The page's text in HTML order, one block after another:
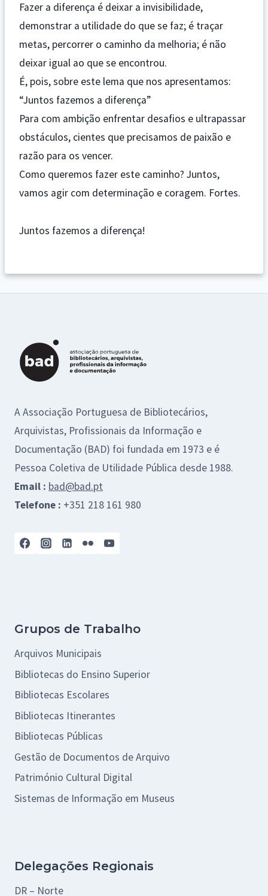
Fazer a diferença é deixar a invisibilidade,
demonstrar a utilidade do que se faz; é traçar
metas, percorrer o caminho da melhoria; é não
deixar igual ao que se encontrou.
É, pois, sobre este lema que nos apresentamos:
“Juntos fazemos a diferença”
Para com ambição enfrentar desafios e ultrapassar
obstáculos, cientes que precisamos de paixão e
razão para os vencer.
Como queremos fazer este caminho? Juntos,
vamos agir com determinação e coragem. Fortes.
Juntos fazemos a diferença!
A Associação Portuguesa de Bibliotecários,
Arquivistas, Profissionais da Informação e
Documentação (BAD) foi fundada em 1973 e é
Pessoa Coletiva de Utilidade Pública desde 1988.
Email : bad@bad.pt
Telefone : +351 218 161 980
Grupos de Trabalho
Arquivos Municipais
Bibliotecas do Ensino Superior
Bibliotecas Escolares
Bibliotecas Itinerantes
Bibliotecas Públicas
Gestão de Documentos de Arquivo
Património Cultural Digital
Sistemas de Informação em Museus
Delegações Regionais
DR – Norte